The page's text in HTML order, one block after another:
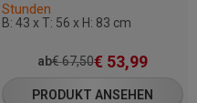
Stunden
B: 43 x T: 56 x H: 83 cm
ab€67,50€ 53,99
PRODUKT ANSEHEN